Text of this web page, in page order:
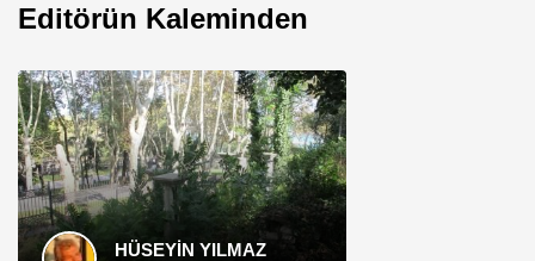
Editörün Kaleminden
HÜSEYİN YILMAZ